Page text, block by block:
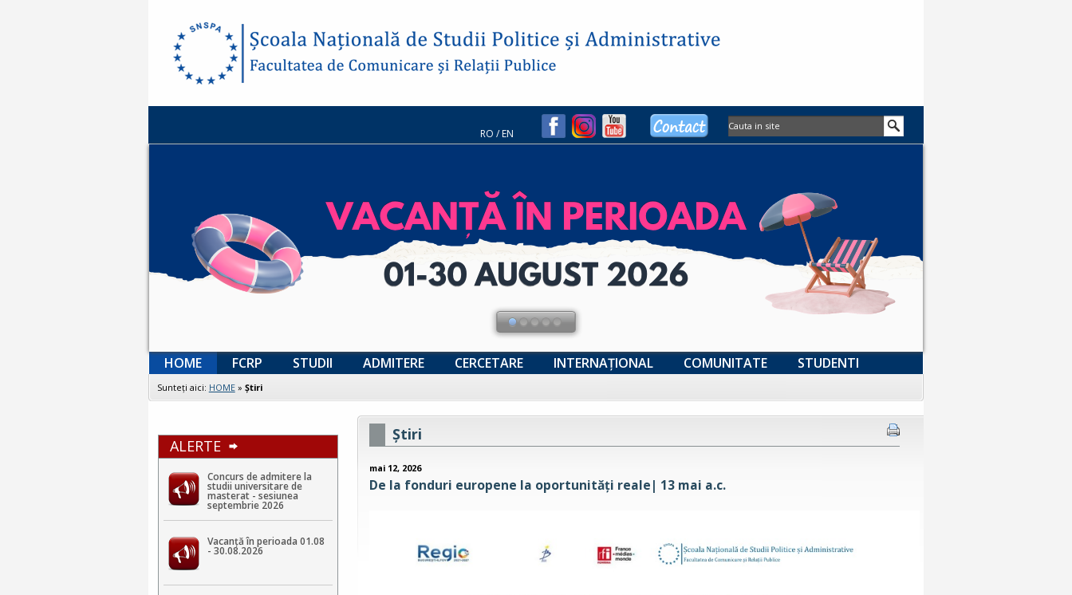
RO /EN
HOME FCRP STUDII ADMITERE CERCETARE INTERNAȚIONAL COMUNITATE STUDENTI
Sunteţi aici: HOME» Ştiri
ALERTE
Concurs de admitere la
studii universitare de
masterat - sesiunea
septembrie 2026
Vacanță în perioada 01.08
- 30.08.2026
Ştiri
mai 12, 2026
De la fonduri europene la oportunități reale| 13 mai a.c.